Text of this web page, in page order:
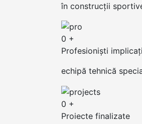
în construcții
0 +
Profesioniști implicați
echipă tehnică
0 +
Proiecte finalizate